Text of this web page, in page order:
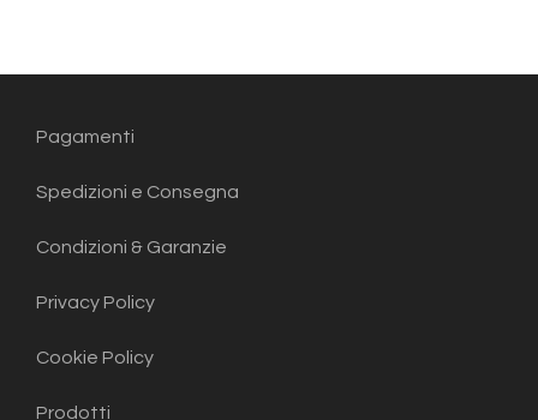
Pagamenti
Spedizioni e Consegna
Condizioni & Garanzie
Privacy Policy
Cookie Policy
Prodotti